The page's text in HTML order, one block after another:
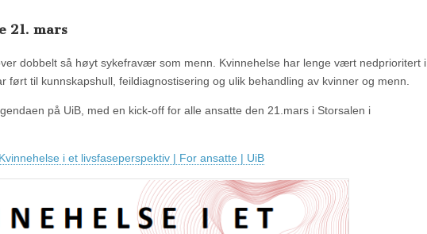
21. mars
dobbelt så høyt sykefravær som menn. Kvinnehelse har lenge vært nedprioritert i
ført til kunnskapshull, feildiagnostisering og ulik behandling av kvinner og menn.
på UiB, med en kick-off for alle ansatte den 21.mars i Storsalen i
Kvinnehelse i et livsfaseperspektiv | For ansatte | UiB